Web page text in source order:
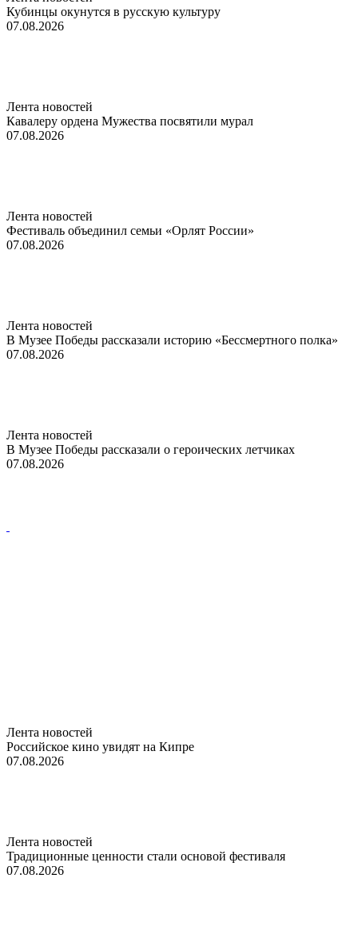
Кубинцы окунутся в русскую культуру
07.08.2026
Лента новостей
Кавалеру ордена Мужества посвятили мурал
07.08.2026
Лента новостей
Фестиваль объединил семьи «Орлят России»
07.08.2026
Лента новостей
В Музее Победы рассказали историю «Бессмертного полка»
07.08.2026
Лента новостей
В Музее Победы рассказали о героических летчиках
07.08.2026
Лента новостей
Российское кино увидят на Кипре
07.08.2026
Лента новостей
Традиционные ценности стали основой фестиваля
07.08.2026